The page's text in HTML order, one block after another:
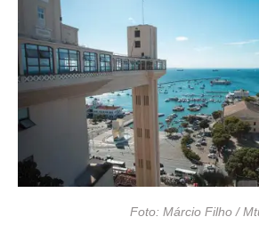
Foto: Márcio Filho /